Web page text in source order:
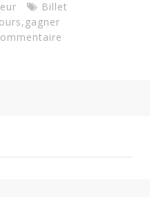
Billet
, gagner